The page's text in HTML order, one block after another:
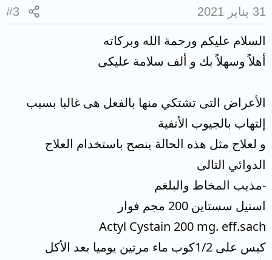
31 يناير 2021 #3
السلام عليكم ورحمة الله وبركاته
أهلاً وسهلاً بك و ألف سلامة عليكى
الأعراض التى تشتكي منها بالفعل هى غالبا بسبب
إلتهاب بالجيوب الأنفية
و لعلاج مثل هذه الحالة ينصح باستخدام العلاج
الدوائي التالى
-مذيب المخاط والبلغم
استيل سستاين 200 مجم فوار
Actyl Cystain 200 mg. eff.sach
كيس على 1/2كوب ماء مرتين يوميا بعد الأكل